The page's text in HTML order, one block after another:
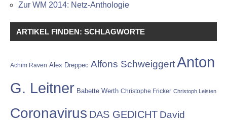
Zur WM 2014: Netz-Anthologie
ARTIKEL FINDEN: SCHLAGWORTE
Achim Raven Alex Dreppec Alfons SchweiggertAnton
G. Leitner Babette Werth Christophe Fricker Christoph Leisten
Coronavirus DAS GEDICHT David